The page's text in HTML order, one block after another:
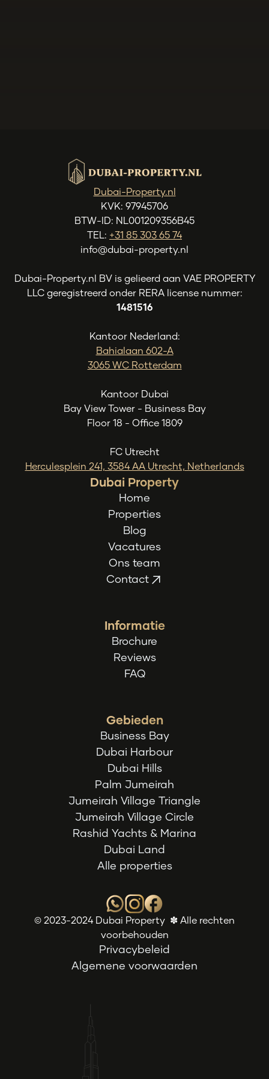
Dubai Property
Home
Properties
Blog
Vacatures
Ons team
Contact
Informatie
Brochure
Reviews
FAQ
Gebieden
Business Bay
Dubai Harbour
Dubai Hills
Palm Jumeirah
Jumeirah Village Triangle
Jumeirah Village Circle
Rashid Yachts & Marina
Dubai Land
Alle properties
Dubai-Property.nl
KVK: 97945706
BTW-ID: NL001209356B45
TEL: +31 85 303 65 74
info@dubai-property.nl
Dubai-Property.nl BV is gelieerd aan VAE PROPERTY
LLC geregistreerd onder RERA license nummer:
1481516
Kantoor Nederland:
Bahialaan 602-A
3065 WC Rotterdam
Kantoor Dubai
Bay View Tower - Business Bay
Floor 18 - Office 1809
FC Utrecht
Herculesplein 241, 3584 AA Utrecht, Netherlands
Algemene voorwaarden
Privacybeleid
© 2023-2024 Dubai Property ✽ Alle rechten
voorbehouden